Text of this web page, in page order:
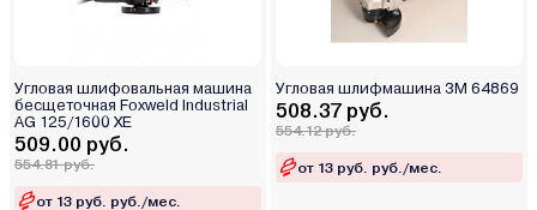
Угловая шлифовальная машина
бесщеточная Foxweld Industrial
AG 125/1600 XE
509.00 руб.
554.81 руб.
от 13 руб. руб./мес.
Угловая шлифмашина 3M 64869
508.37 руб.
554.12 руб.
от 13 руб. руб./мес.